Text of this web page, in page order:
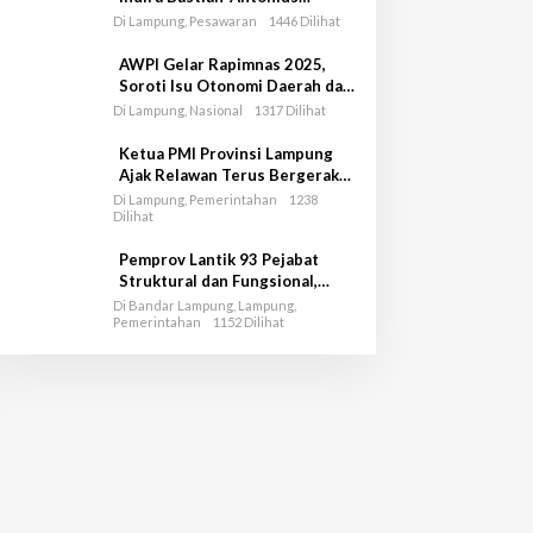
Muhammad Ali sebagai Bupati
Periode 2025-2030
Di Lampung, Pesawaran 1446 Dilihat
AWPI Gelar Rapimnas 2025,
Soroti Isu Otonomi Daerah dan
Indonesia Emas 2045
Di Lampung, Nasional 1317 Dilihat
Ketua PMI Provinsi Lampung
Ajak Relawan Terus Bergerak
dalam Misi Kemanusiaan
Di Lampung, Pemerintahan
1238
Dilihat
Pemprov Lantik 93 Pejabat
Struktural dan Fungsional,
Empat di Disdikbud Lampung
Di Bandar Lampung, Lampung,
Pemerintahan
1152 Dilihat